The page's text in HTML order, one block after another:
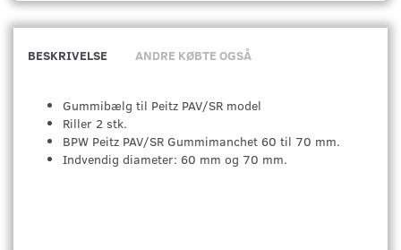
BESKRIVELSE ANDRE KØBTE OGSÅ
Gummibælg til Peitz PAV/SR model
Riller 2 stk.
BPW Peitz PAV/SR Gummimanchet 60 til 70 mm.
Indvendig diameter: 60 mm og 70 mm.